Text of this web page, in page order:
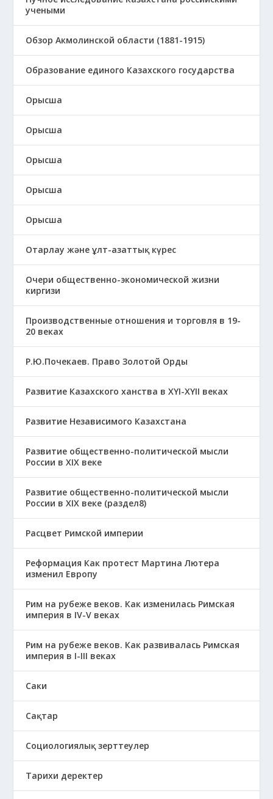
учеными
Обзор Акмолинской области (1881-1915)
Образование единого Казахского государства
Орысша
Орысша
Орысша
Орысша
Орысша
Отарлау және ұлт-азаттық күрес
Очери общественно-экономической жизни
киргизи
Производственные отношения и торговля в 19-
20 веках
Р.Ю.Почекаев. Право Золотой Орды
Развитие Казахского ханства в ХҮІ-ХҮІІ веках
Развитие Независимого Казахстана
Развитие общественно-политической мысли
России в XIX веке
Развитие общественно-политической мысли
России в XIX веке (раздел8)
Расцвет Римской империи
Реформация Как протест Мартина Лютера
изменил Европу
Рим на рубеже веков. Как изменилась Римская
империя в IV-V веках
Рим на рубеже веков. Как развивалась Римская
империя в І-ІІІ веках
Саки
Сақтар
Социологиялық зерттеулер
Тарихи деректер